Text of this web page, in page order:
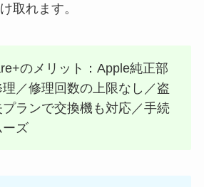
取れます。
のメリット：Apple純正部
／修理回数の上限なし／盗
ランで交換機も対応／手続
ーズ